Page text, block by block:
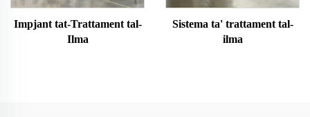
Impjant tat-Trattament tal-
Ilma
Sistema ta' trattament tal-
ilma